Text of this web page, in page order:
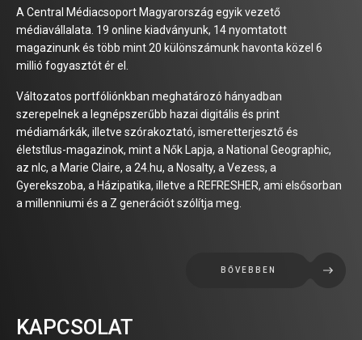
A Central Médiacsoport Magyarország egyik vezető
médiavállalata. 19 online kiadványunk, 14 nyomtatott
magazinunk és több mint 20 különszámunk havonta közel 6
millió fogyasztót ér el.
Változatos portfóliónkban meghatározó hányadban
szerepelnek a legnépszerűbb hazai digitális és print
médiamárkák, illetve szórakoztató, ismeretterjesztő és
életstílus-magazinok, mint a Nők Lapja, a National Geographic,
az nlc, a Marie Claire, a 24.hu, a Nosalty, a Vezess, a
Gyerekszoba, a Házipatika, illetve a REFRESHER, ami elsősorban
a millenniumi és a Z generációt szólítja meg.
BŐVEBBEN
KAPCSOLAT